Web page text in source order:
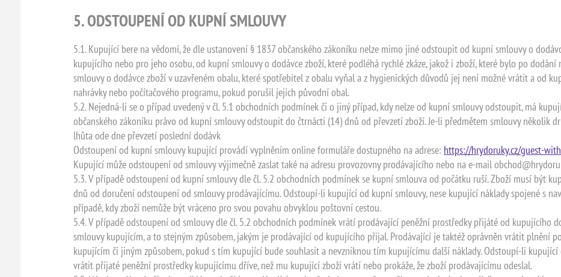
5. ODSTOUPENÍ OD KUPNÍ SMLOUVY
5.1. Kupující bere na vědomí, že dle ustanovení § 1837 občanského zákoníku nelze mimo jiné odstoupit od kupní smlouvy o
kupujícího nebo pro jeho osobu, od kupní smlouvy o dodávce zboží, které podléhá rychlé zkáze, jakož i zboží, které bylo po
smlouvy o dodávce zboží v uzavřeném obalu, které spotřebitel z obalu vyňal a z hygienických důvodů jej není možné vrátit a od
nahrávky nebo počítačového programu, pokud porušil jejich původní obal.
5.2. Nejedná-li se o případ uvedený v čl. 5.1 obchodních podmínek či o jiný případ, kdy nelze od kupní smlouvy odstoupit, má
občanského zákoníku právo od kupní smlouvy odstoupit do čtrnácti (14) dnů od převzetí zboží. Je-li předmětem smlouvy několik
lhůta ode dne převzetí poslední dodávk
Odstoupení od kupní smlouvy kupující provádí vyplněním online formuláře dostupného na adrese: https://hrydoruky.cz/guest-
Kupující může odstoupení od smlouvy výjimečně zaslat také na adresu provozovny prodávajícího nebo na e-mail
5.3. V případě odstoupení od kupní smlouvy dle čl. 5.2 obchodních podmínek se kupní smlouva od počátku ruší. Zboží musí být
dnů od doručení odstoupení od smlouvy prodávajícímu. Odstoupí-li kupující od kupní smlouvy, nese kupující náklady spojené s
případě, kdy zboží nemůže být vráceno pro svou povahu obvyklou poštovní cestou.
5.4. V případě odstoupení od smlouvy dle čl. 5.2 obchodních podmínek vrátí prodávající peněžní prostředky přijáté od kupujícího
smlouvy kupujícím, a to stejným způsobem, jakým je prodávající od kupujícího přijal. Prodávající je taktéž oprávněn vrátit plnění
kupujícím či jiným způsobem, pokud s tím kupující bude souhlasit a nevzniknou tím kupujícímu další náklady. Odstoupí-li
vrátit přijaté peněžní prostředky kupujícímu dříve, než mu kupující zboží vrátí nebo prokáže, že zboží prodávajícímu odeslal.